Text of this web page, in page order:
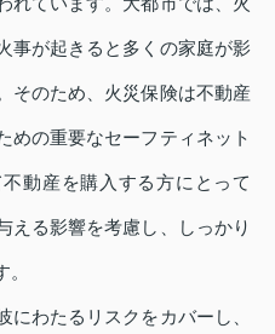
事が起きると多くの家庭が影
そのため、火災保険は不動産
めの重要なセーフティネット
動産を購入する方にとって
える影響を考慮し、しっかり
わたるリスクをカバーし、